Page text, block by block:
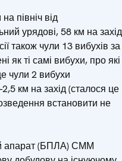
північ від
урядові, 58 км на захід
також чули 13 вибухів за
як ті самі вибухи, про які
чули 2 вибухи
км на захід (сталося це
встановити не
апарат (БПЛА) СММ